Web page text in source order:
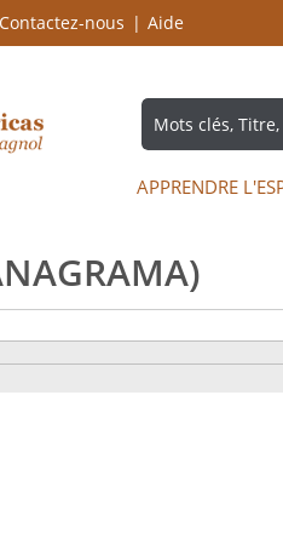
Contactez-nous Aide
APPRENDRE